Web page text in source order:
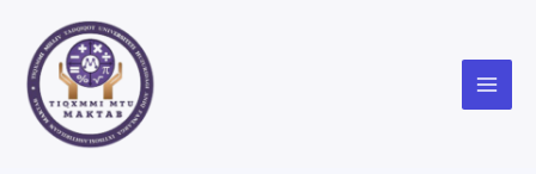
content
Main